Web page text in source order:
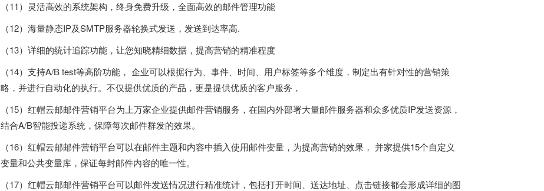
（11）灵活高效的系统架构，终身免费升级，全面高效的邮件管理功能
（12）海量静态IP及SMTP服务器轮换式发送，发送到达率高.
（13）详细的统计追踪功能，让您知晓精细数据，提高营销的精准程度
（14）支持A/B test等高阶功能， 企业可以根据行为、事件、时间、用户标签等多个维度，制定出有针对性的营销策
略，并进行自动化的执行。不仅提供优质的产品，更是提供优质的客户服务，
（15）红帽云邮邮件营销平台为上万家企业提供邮件营销服务，在国内外部署大量邮件服务器和众多优质IP发送资源，
结合A/B智能投递系统，保障每次邮件群发的效果。
（16）红帽云邮邮件营销平台可以在邮件主题和内容中插入使用邮件变量，为提高营销的效果， 并家提供15个自定义
变量和公共变量库，保证每封邮件内容的唯一性。
（17）红帽云邮邮件营销平台可以邮件发送情况进行精准统计，包括打开时间、送达地址、点击链接都会形成详细的图